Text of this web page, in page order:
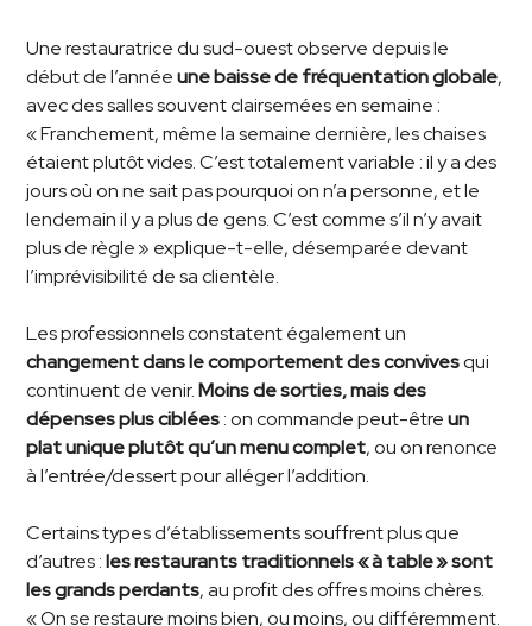
Une restauratrice du sud-ouest observe depuis le
début de l’annéeune baisse de fréquentation globale,
avec des salles souvent clairsemées en semaine :
« Franchement, même la semaine dernière, les chaises
étaient plutôt vides. C’est totalement variable : il y a des
jours où on ne sait pas pourquoi on n’a personne, et le
lendemain il y a plus de gens. C’est comme s’il n’y avait
plus de règle » explique-t-elle, désemparée devant
l’imprévisibilité de sa clientèle.
Les professionnels constatent également un
changement dans le comportement des convivesqui
continuent de venir.Moins de sorties, mais des
dépenses plus ciblées: on commande peut-êtreun
plat unique plutôt qu’un menu complet, ou on renonce
à l’entrée/dessert pour alléger l’addition.
Certains types d’établissements souffrent plus que
d’autres :les restaurants traditionnels « à table » sont
les grands perdants, au profit des offres moins chères.
« On se restaure moins bien, ou moins, ou différemment.